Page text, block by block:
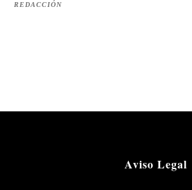
REDACCIÓN
Aviso Legal